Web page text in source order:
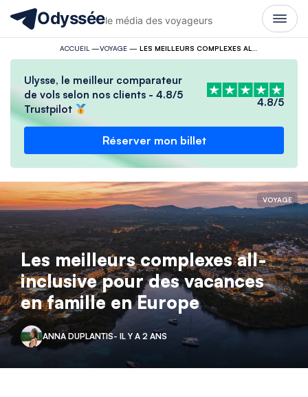
Odysséele média des voyageurs
ACCUEIL —VOYAGE—
Ulysse, le meilleur comparateur
de vols selon nos clients - 4.8/5
Trustpilot
4.8/5
Réserver mon billet
VOYAGE
Les meilleurs complexes all-
inclusive pour des vacances
en famille en Europe
ANNA DUPLANTIS- IL Y A 2 ANS